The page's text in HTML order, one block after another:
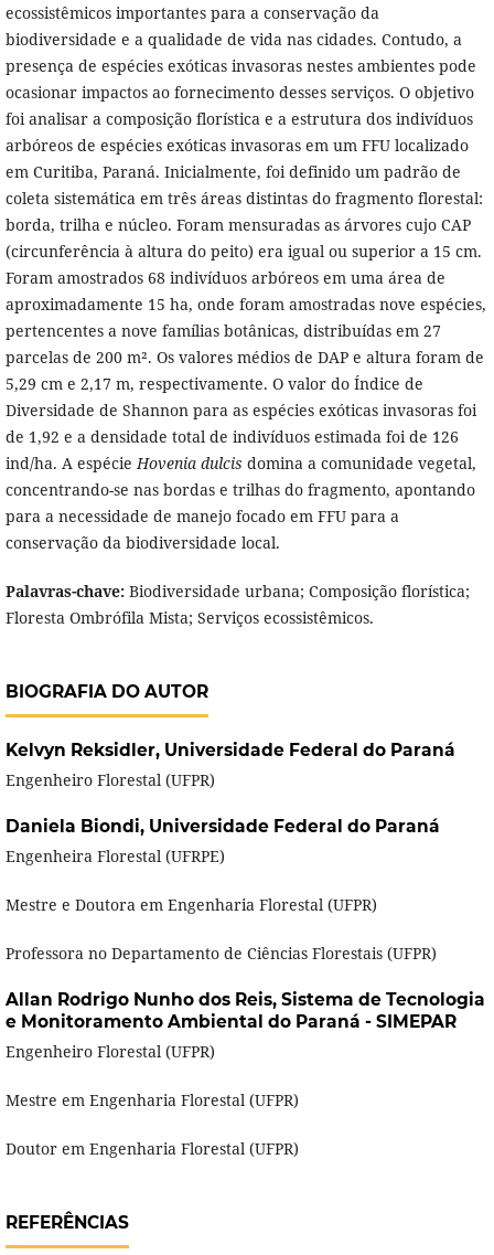
ecossistêmicos importantes para a conservação da
biodiversidade e a qualidade de vida nas cidades. Contudo, a
presença de espécies exóticas invasoras nestes ambientes pode
ocasionar impactos ao fornecimento desses serviços. O objetivo
foi analisar a composição florística e a estrutura dos indivíduos
arbóreos de espécies exóticas invasoras em um FFU localizado
em Curitiba, Paraná. Inicialmente, foi definido um padrão de
coleta sistemática em três áreas distintas do fragmento florestal:
borda, trilha e núcleo. Foram mensuradas as árvores cujo CAP
(circunferência à altura do peito) era igual ou superior a 15 cm.
Foram amostrados 68 indivíduos arbóreos em uma área de
aproximadamente 15 ha, onde foram amostradas nove espécies,
pertencentes a nove famílias botânicas, distribuídas em 27
parcelas de 200 m². Os valores médios de DAP e altura foram de
5,29 cm e 2,17 m, respectivamente. O valor do Índice de
Diversidade de Shannon para as espécies exóticas invasoras foi
de 1,92 e a densidade total de indivíduos estimada foi de 126
ind/ha. A espécieHovenia dulcis domina a comunidade vegetal,
concentrando-se nas bordas e trilhas do fragmento, apontando
para a necessidade de manejo focado em FFU para a
conservação da biodiversidade local.
Palavras-chave:Biodiversidade urbana; Composição florística;
Floresta Ombrófila Mista; Serviços ecossistêmicos.
BIOGRAFIA DO AUTOR
Kelvyn Reksidler, Universidade Federal do Paraná
Engenheiro Florestal (UFPR)
Daniela Biondi, Universidade Federal do Paraná
Engenheira Florestal (UFRPE)
Mestre e Doutora em Engenharia Florestal (UFPR)
Professora no Departamento de Ciências Florestais (UFPR)
Allan Rodrigo Nunho dos Reis, Sistema de Tecnologia
e Monitoramento Ambiental do Paraná - SIMEPAR
Engenheiro Florestal (UFPR)
Mestre em Engenharia Florestal (UFPR)
Doutor em Engenharia Florestal (UFPR)
REFERÊNCIAS